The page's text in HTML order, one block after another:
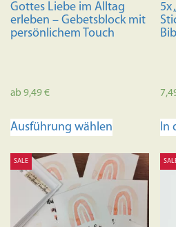
Gottes Liebe im Alltag
erleben – Gebetsblock mit
persönlichem Touch
ab 9,49€
Ausführung wählen
mehrere
Varianten
auf.
Die
5x
In
SALE